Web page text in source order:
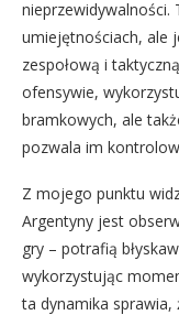
nieprzewidywalności.
umiejętnościach, ale
zespołową i
ofensywie,
bramkowych, ale
pozwala im
Z mojego punktu
Argentyny jest
gry – potrafią
wykorzystując
ta dynamika sprawia,